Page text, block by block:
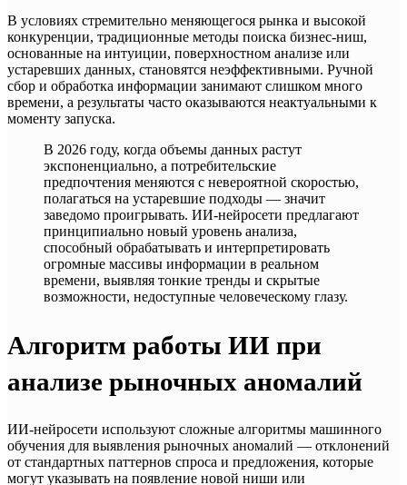
В условиях стремительно меняющегося рынка и высокой
конкуренции, традиционные методы поиска бизнес-ниш,
основанные на интуиции, поверхностном анализе или
устаревших данных, становятся неэффективными. Ручной
сбор и обработка информации занимают слишком много
времени, а результаты часто оказываются неактуальными к
моменту запуска.
В 2026 году, когда объемы данных растут
экспоненциально, а потребительские
предпочтения меняются с невероятной скоростью,
полагаться на устаревшие подходы — значит
заведомо проигрывать. ИИ-нейросети предлагают
принципиально новый уровень анализа,
способный обрабатывать и интерпретировать
огромные массивы информации в реальном
времени, выявляя тонкие тренды и скрытые
возможности, недоступные человеческому глазу.
Алгоритм работы ИИ при
анализе рыночных аномалий
ИИ-нейросети используют сложные алгоритмы машинного
обучения для выявления рыночных аномалий — отклонений
от стандартных паттернов спроса и предложения, которые
могут указывать на появление новой ниши или